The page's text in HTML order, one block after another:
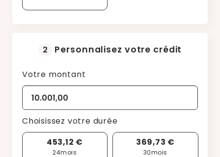
2 Personnalisez votre crédit
Votre montant
Choisissez votre durée
453,12 €
24mois
369,73 €
30mois